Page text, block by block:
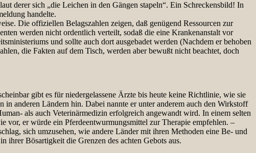
derer sich „die Leichen in den Gängen stapeln“. Ein Schreckensbild! In
handelte.
Die offiziellen Belagszahlen zeigen, daß genügend Ressourcen zur
werden nicht ordentlich verteilt, sodaß die eine Krankenanstalt vor
und sollte auch dort ausgebadet werden (Nachdem er behoben
die Fakten auf dem Tisch, werden aber bewußt nicht beachtet, doch
gibt es für niedergelassene Ärzte bis heute keine Richtlinie, wie sie
anderen Ländern hin. Dabei nannte er unter anderem auch den Wirkstoff
als auch Veterinärmedizin erfolgreich angewandt wird. In einem selten
vor, er würde ein Pferdeentwurmungsmittel zur Therapie empfehlen. –
sich umzusehen, wie andere Länder mit ihren Methoden eine Be- und
ihrer Bösartigkeit die Grenzen des achten Gebots aus.